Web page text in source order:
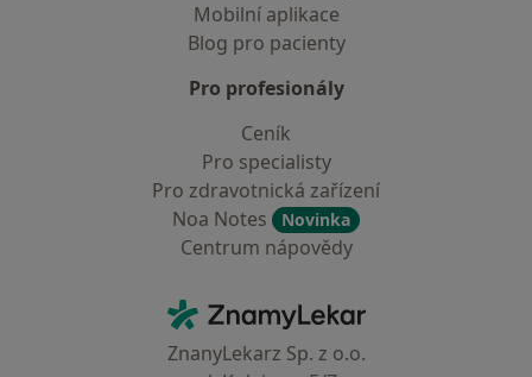
Mobilní aplikace
Blog pro pacienty
Pro profesionály
Ceník
Pro specialisty
Pro zdravotnická zařízení
Noa Notes
Novinka
Centrum nápovědy
ZnamyLekar - Hlavní stránka
ZnanyLekarz Sp. z o.o.